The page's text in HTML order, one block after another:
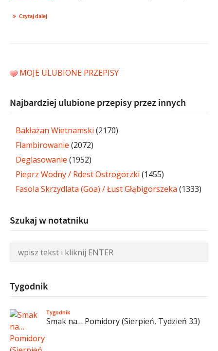
Czytaj dalej
MOJE ULUBIONE PRZEPISY
Najbardziej ulubione przepisy przez innych
Bakłażan Wietnamski (2170)
Flambirowanie (2072)
Deglasowanie (1952)
Pieprz Wodny / Rdest Ostrogorzki (1455)
Fasola Skrzydlata (Goa) / Łust Głąbigorszeka (1333)
Szukaj w notatniku
Tygodnik
Tygodnik
Smak na… Pomidory (Sierpień, Tydzień 33)